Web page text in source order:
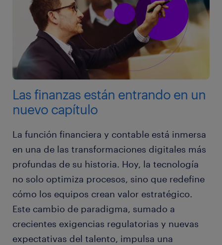
Las finanzas están entrando en un
nuevo capítulo
La función financiera y contable está inmersa
en una de las transformaciones digitales más
profundas de su historia. Hoy, la tecnología
no solo optimiza procesos, sino que redefine
cómo los equipos crean valor estratégico.
Este cambio de paradigma, sumado a
crecientes exigencias regulatorias y nuevas
expectativas del talento, impulsa una